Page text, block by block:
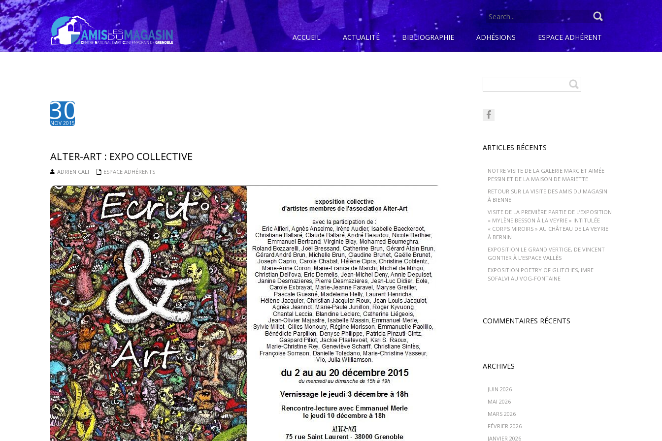
SEARCH
ACCUEIL
ACTUALITÉ BIBLIOGRAPHIE ADHÉSIONS ESPACE ADHÉRENT
30
NOV 2015
ALTER-ART : EXPO COLLECTIVE
ADRIEN CALI ESPACE ADHÉRENTS
ARTICLES RÉCENTS
NOTRE VISITE DE LA GALERIE MARC ET AIMÉE
PESSIN ET DE LA MAISON DE MARIETTE
RETOUR SUR LA VISITE DES AMIS DU MAGASIN
À BIENNE
VISITE DE LA PREMIÈRE PARTIE DE L’EXPOSITION
« MYLÈNE BESSON À LA VEYRIE » INTITULÉE
« CORPS MIROIRS » AU CHÂTEAU DE LA VEYRIE
À BERNIN
EXPOSITION LE GRAND VERTIGE, DE VINCENT
GONTIER À L’ESPACE VALLÈS
EXPOSITION POETRY OF GLITCHES, IMRE
SOFALVI AU VOG-FONTAINE
COMMENTAIRES RÉCENTS
ARCHIVES
JUIN 2026
MAI 2026
MARS 2026
FÉVRIER 2026
JANVIER 2026